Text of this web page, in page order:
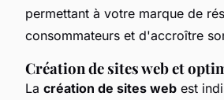
permettant à votre marque de
consommateurs et d'accroître
Création de sites web et
La création de sites web est